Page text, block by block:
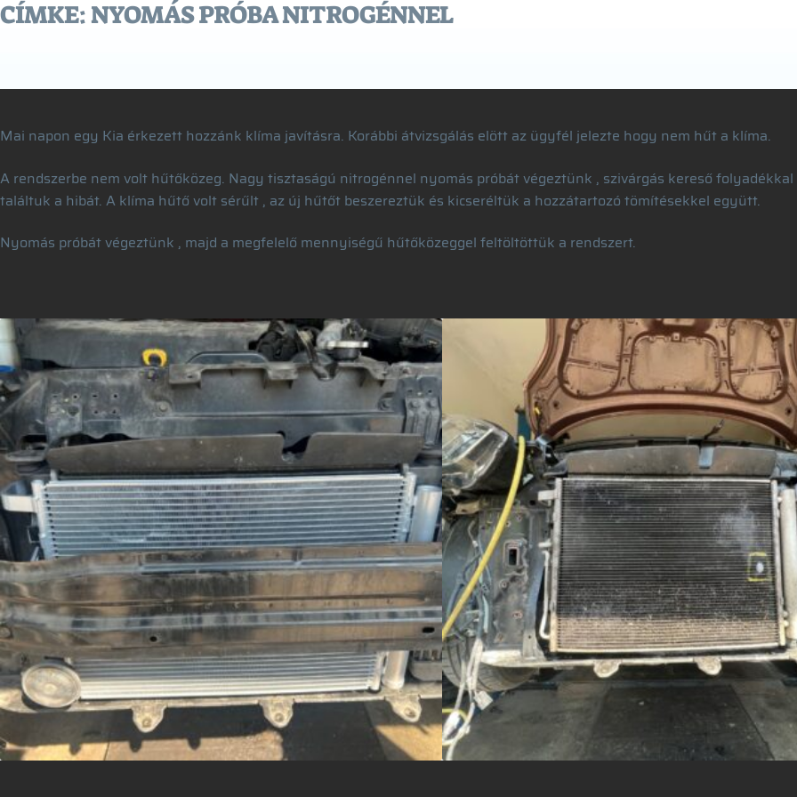
CÍMKE:NYOMÁS PRÓBA NITROGÉNNEL
Mai napon egy Kia érkezett hozzánk klíma javításra. Korábbi átvizsgálás elött az ügyfél jelezte hogy nem hűt a klíma.
A rendszerbe nem volt hűtőközeg. Nagy tisztaságú nitrogénnel nyomás próbát végeztünk , szivárgás kereső folyadékkal
találtuk a hibát. A klíma hűtő volt sérűlt , az új hűtőt beszereztük és kicseréltük a hozzátartozó tömítésekkel együtt.
Nyomás próbát végeztünk , majd a megfelelő mennyiségű hűtőközeggel feltöltöttük a rendszert.